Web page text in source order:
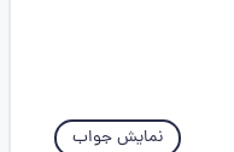
نمایش جواب